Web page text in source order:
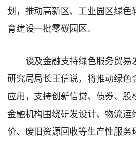
划，推动高新区、工业园区绿色
育建设一批零碳园区。
谈及金融支持绿色服务贸易
研究局局长王信说，将推动绿色
应用，支持创新信贷、债券、股
金融机构围绕研发设计、物流运
价、废旧资源回收等生产性服务